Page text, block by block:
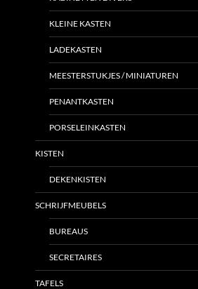
KLEINE KASTEN
LADEKASTEN
MEESTERSTUKJES / MINIATUREN
PENANTKASTEN
PORSELEINKASTEN
KISTEN
DEKENKISTEN
SCHRIJFMEUBELS
BUREAUS
SECRETAIRES
TAFELS